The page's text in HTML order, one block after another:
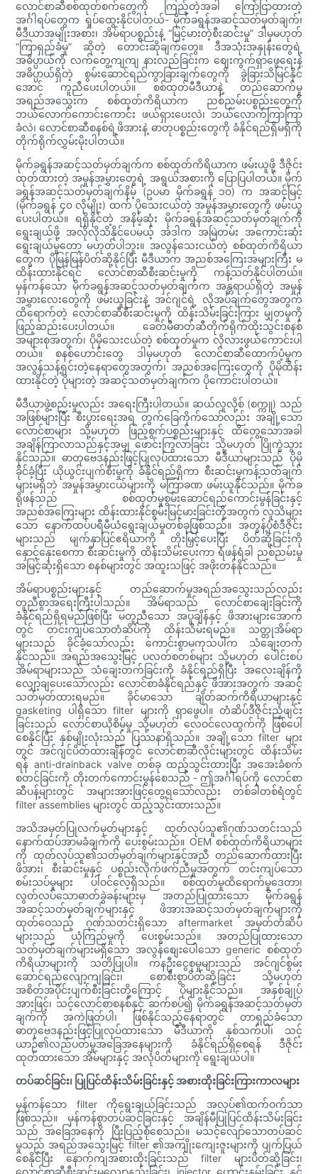
လောင်စာဆီစစ်ထုတ်စက်တွေကို ကြည့်တဲ့အခါ ကြော်ငြာထားတဲ့
အင်္ဂါရပ်တွေက ရှုပ်ထွေးနိုင်ပါတယ်- မိုက်ခရွန်အဆင့်သတ်မှတ်ချက်၊
မီဒီယာအမျိုးအစား၊ အိမ်ရာပစ္စည်းနဲ့ “မြင့်မားတဲ့စီးဆင်းမှု” ဒါမှမဟုတ်
“ကြာရှည်ခံမှု” ဆိုတဲ့ တောင်းဆိုချက်တွေ။ ဒီအသုံးအနှုန်းတွေရဲ့
အဓိပ္ပာယ်ကို လက်တွေ့ကျကျ နားလည်ခြင်းက စျေးကွက်ရှာဖွေရေးနဲ့
အဓိပ္ပာယ်ရှိတဲ့ စွမ်းဆောင်ရည်ကွာခြားချက်တွေကို ခွဲခြားသိမြင်နိုင်
အောင် ကူညီပေးပါတယ်။ စစ်ထုတ်မီဒီယာနဲ့ တည်ဆောက်မှု
အရည်အသွေးက စစ်ထုတ်ကိရိယာက ညစ်ညမ်းပစ္စည်းတွေကို
ဘယ်လောက်ကောင်းကောင်း ဖယ်ရှားပေးလဲ၊ ဘယ်လောက်ကြာကြာ
ခံလဲ၊ လောင်စာဆီစနစ်ရဲ့ဖိအားနဲ့ ဓာတုပစ္စည်းတွေကို ခံနိုင်ရည်ရှိမရှိကို
တိုက်ရိုက်လွှမ်းမိုးပါတယ်။
မိုက်ခရွန်အဆင့်သတ်မှတ်ချက်က စစ်ထုတ်ကိရိယာက ဖမ်းယူဖို့ ဒီဇိုင်း
ထုတ်ထားတဲ့ အမှုန်အမွှားတွေရဲ့ အရွယ်အစားကို ပြောပြပါတယ်။ မိုက်
ခရွန်အဆင့်သတ်မှတ်ချက်နိမ့် (ဥပမာ မိုက်ခရွန် ၁၀) က အဆင့်မြင့်
(မိုက်ခရွန် ၄၀ လိုမျိုး) ထက် ပိုသေးငယ်တဲ့ အမှုန်အမွှားတွေကို ဖမ်းယူ
ပေးပါတယ်။ ရရှိနိုင်တဲ့ အနိမ့်ဆုံး မိုက်ခရွန်အဆင့်သတ်မှတ်ချက်ကို
ရွေးချယ်ဖို့ အလိုလိုသိနိုင်ပေမယ့် အဲဒါက အမြဲတမ်း အကောင်းဆုံး
ရွေးချယ်မှုတော့ မဟုတ်ပါဘူး။ အလွန်သေးငယ်တဲ့ စစ်ထုတ်ကိရိယာ
တွေက ပိုမြန်မြန်ပိတ်ဆို့နိုင်ပြီး မီဒီယာက အညစ်အကြေးအများကြီး မ
ထိန်းထားနိုင်ရင် လောင်စာဆီစီးဆင်းမှုကို ကန့်သတ်နိုင်ပါတယ်။
မှန်ကန်သော မိုက်ခရွန်အဆင့်သတ်မှတ်ချက်က အန္တရာယ်ရှိတဲ့ အမှုန်
အမွှားလေးတွေကို ဖမ်းယူခြင်းနဲ့ အင်ဂျင်ရဲ့ လိုအပ်ချက်တွေအတွက်
ထိရောက်တဲ့ လောင်စာဆီစီးဆင်းမှုကို ထိန်းသိမ်းခြင်းကြား မျှတမှုကို
ဖြည့်ဆည်းပေးပါတယ်။ ခေတ်မီဓာတ်ဆီတိုက်ရိုက်ထိုးသွင်းစနစ်
အများစုအတွက်၊ ပိုမိုသေးငယ်တဲ့ စစ်ထုတ်မှုက လိုလားဖွယ်ကောင်းပါ
တယ်။ စနစ်ဟောင်းတွေ ဒါမှမဟုတ် လောင်စာဆီထောက်ပံ့မှုက
အလွန်သန့်ရှင်းတဲ့နေရာတွေအတွက်၊ အညစ်အကြေးတွေကို ပိုမိုထိန်း
ထားနိုင်တဲ့ ပိုများတဲ့ အဆင့်သတ်မှတ်ချက်က ပိုကောင်းပါတယ်။
မီဒီယာဖွဲ့စည်းမှုလည်း အရေးကြီးပါတယ်။ ဆယ်လူလို့စ် (စက္ကူ) သည်
အဖြစ်များပြီး စီးပွားရေးအရ တွက်ခြေကိုက်သော်လည်း အချို့သော
လောင်စာများ သို့မဟုတ် ဖြည့်စွက်ပစ္စည်းများနှင့် ထိတွေ့သောအခါ
အချိန်ကြာလာသည်နှင့်အမျှ ဖောင်းကြွလာခြင်း သို့မဟုတ် ပြိုကွဲသွား
နိုင်သည်။ ဓာတုဗေဒနည်းဖြင့်ပြုလုပ်ထားသော မီဒီယာများသည် ပိုမို
ခိုင်ခံ့ပြီး ယိုယွင်းပျက်စီးမှုကို ခံနိုင်ရည်ရှိကာ စီးဆင်းမှုကန့်သတ်ချက်
များမရှိဘဲ အမှုန်အမွှားငယ်များကို မကြာခဏ ဖမ်းယူနိုင်သည်။ မိုက်ခ
ရိုဖန်သည် စစ်ထုတ်မှုစွမ်းဆောင်ရည်ကောင်းမွန်ခြင်းနှင့်
အညစ်အကြေးများ ထိန်းထားနိုင်စွမ်းမြင့်မားခြင်းတို့အတွက် လူသိများ
သော နောက်ထပ်ပရီမီယံရွေးချယ်မှုတစ်ခုဖြစ်သည်။ အတွန့်ပုံစံဒီဇိုင်း
များသည် မျက်နှာပြင်ဧရိယာကို တိုးမြှင့်ပေးပြီး ပိတ်ဆို့ခြင်းကို
နှောင့်နှေးစေကာ စီးဆင်းမှုကို ထိန်းသိမ်းပေးကာ ရံဖန်ရံခါ ညစ်ညမ်းမှု
အမြင့်ဆုံးရှိသော စနစ်များတွင် အထူးသဖြင့် အဖိုးတန်နိုင်သည်။
အိမ်ရာပစ္စည်းများနှင့် တည်ဆောက်မှုအရည်အသွေးသည်လည်း
တူညီစွာအရေးကြီးပါသည်။ အိမ်ရာသည် လောင်စာချေးခြင်းကို
ခံနိုင်ရည်ရှိရမည်ဖြစ်ပြီး မတူညီသော အပူချိန်နှင့် ဖိအားများအောက်
တွင် တင်းကျပ်သောတံဆိပ်ကို ထိန်းသိမ်းရမည်။ သတ္တုအိမ်ရာ
များသည် ခိုင်ခံ့သော်လည်း ကောင်းစွာမကုသပါက သံချေးတက်
နိုင်သည်။ အရည်အသွေးမြင့် ပလတ်စတစ်များ သို့မဟုတ် ပေါင်းစပ်
အိမ်ရာများသည် သံချေးတက်ခြင်းကို ခံနိုင်ရည်ရှိပြီး အလေးချိန်ကို
လျှော့ချပေးသော်လည်း လောင်စာခံနိုင်ရည်နှင့် ဖိအားအတွက် အဆင့်
သတ်မှတ်ထားရမည်။ ခိုင်မာသော ချိတ်ဆက်ကိရိယာများနှင့်
gasketing ပါရှိသော filter များကို ရှာဖွေပါ။ တံဆိပ်ဒီဇိုင်းညံ့ဖျင်း
ခြင်းသည် လောင်စာယိုစိမ့်မှု သို့မဟုတ် လေဝင်လေထွက်ကို ဖြစ်ပေါ်
စေနိုင်ပြီး နှစ်မျိုးလုံးသည် ပြဿနာရှိသည်။ အချို့သော filter များ
တွင် အင်ဂျင်ပိတ်ထားချိန်တွင် လောင်စာဆီလိုင်းများတွင် ထိန်းသိမ်း
ရန် anti-drainback valve တစ်ခု ထည့်သွင်းထားပြီး အအေးခံစက်
စတင်ခြင်းကို တိုးတက်ကောင်းမွန်စေသည် - ဤအင်္ဂါရပ်ကို လောင်စာ
ဆီပန့်များတွင် အများအားဖြင့်တွေ့ရသော်လည်း တစ်ခါတစ်ရံတွင်
filter assemblies များတွင် ထည့်သွင်းထားသည်။
အသိအမှတ်ပြုလက်မှတ်များနှင့် ထုတ်လုပ်သူ၏ဂုဏ်သတင်းသည်
နောက်ထပ်အာမခံချက်ကို ပေးစွမ်းသည်။ OEM စစ်ထုတ်ကိရိယာများ
ကို ထုတ်လုပ်သူ၏သတ်မှတ်ချက်များနှင့်အညီ တည်ဆောက်ထားပြီး
ဖိအား၊ စီးဆင်းမှုနှင့် ပစ္စည်းလိုက်ဖက်ညီမှုအတွက် တင်းကျပ်သော
စမ်းသပ်မှုများ ပါဝင်လေ့ရှိသည်။ စစ်ထုတ်မှုထိရောက်မှုဒေတာ၊
လွတ်လပ်သောဓာတ်ခွဲခန်းများမှ အတည်ပြုထားသော မိုက်ခရွန်
အဆင့်သတ်မှတ်ချက်များနှင့် ဖိအားအဆင့်သတ်မှတ်ချက်များကို
ထုတ်ဝေသည့် ဂုဏ်သတင်းရှိသော aftermarket အမှတ်တံဆိပ်
များသည် ယုံကြည်မှုကို ပေးစွမ်းသည်။ အတည်ပြုထားသော
သတ်မှတ်ချက်များမရှိသော အလွန်စျေးပေါသော generic စစ်ထုတ်
ကိရိယာများကို သတိပြုပါ။ ကနဦးငွေစုမှုများသည် အင်ဂျင်စွမ်း
ဆောင်ရည်လျော့ကျခြင်း၊ စောစီးစွာပိတ်ဆို့ခြင်း သို့မဟုတ်
အစိတ်အပိုင်းပျက်စီးခြင်းတို့ကြောင့် ပိုများနိုင်သည်။ အနှစ်ချုပ်
အားဖြင့်၊ သင့်လောင်စာစနစ်နှင့် ဆက်စပ်၍ မိုက်ခရွန်အဆင့်သတ်မှတ်
ချက်ကို အကဲဖြတ်ပါ၊ ဖြစ်နိုင်သည့်နေရာတွင် တာရှည်ခံသော
ဓာတုဗေဒနည်းဖြင့်ပြုလုပ်ထားသော မီဒီယာကို နှစ်သက်ပါ၊ သင့်
ယာဉ်၏လည်ပတ်မှုအခြေအနေများကို ခံနိုင်ရည်ရှိစေရန် ဒီဇိုင်း
ထုတ်ထားသော အိမ်များနှင့် အလုံပိတ်များကို ရွေးချယ်ပါ။
တပ်ဆင်ခြင်း၊ ပြုပြင်ထိန်းသိမ်းခြင်းနှင့် အစားထိုးခြင်းကြားကာလများ
မှန်ကန်သော filter ကိုရွေးချယ်ခြင်းသည် အလုပ်၏ထက်ဝက်သာ
ဖြစ်သည်။ မှန်ကန်စွာတပ်ဆင်ခြင်းနှင့် အချိန်မီပြုပြင်ထိန်းသိမ်းခြင်း
သည် အခြေအနေကို ပြီးပြည့်စုံစေသည်။ မသင့်လျော်သောတပ်ဆင်
မှုသည် အရည်အသွေးမြင့် filter ၏အကျိုးကျေးဇူးများကို ပျက်ပြယ်
စေနိုင်ပြီး နောက်ကျအစားထိုးခြင်းသည် filter များပိတ်ဆို့ခြင်း၊